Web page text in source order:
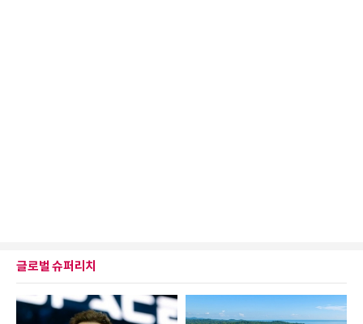
글로벌 슈퍼리치